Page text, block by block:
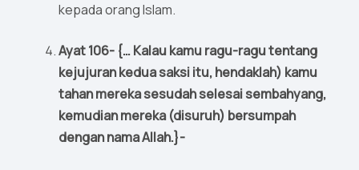
kepada orang Islam.
Ayat 106- {… Kalau kamu ragu-ragu tentang
kejujuran kedua saksi itu, hendaklah) kamu
tahan mereka sesudah selesai sembahyang,
kemudian mereka (disuruh) bersumpah
dengan nama Allah.}-